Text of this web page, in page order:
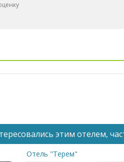
этим отелем,
Отель "Терем"